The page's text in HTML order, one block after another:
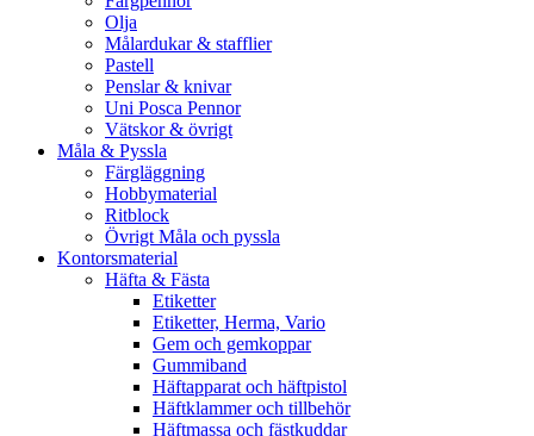
Olja
Målardukar & stafflier
Pastell
Penslar & knivar
Uni Posca Pennor
Vätskor & övrigt
Måla & Pyssla
Färgläggning
Hobbymaterial
Ritblock
Övrigt Måla och pyssla
Kontorsmaterial
Häfta & Fästa
Etiketter
Etiketter, Herma, Vario
Gem och gemkoppar
Gummiband
Häftapparat och häftpistol
Häftklammer och tillbehör
Häftmassa och fästkuddar